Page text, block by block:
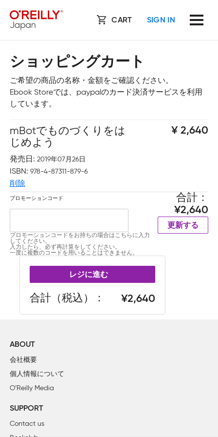
CART SIGN IN
ショッピングカート
ご希望の商品の名称・金額をご確認ください。
Ebook Storeでは、paypalのカード決済サービスを利用
しています。
mBotでものづくりをは
じめよう
発売日 2019年07月26日
ISBN 978-4-87311-879-6
削除
2,640
プロモーションコード
プロモーションコードをお持ちの場合はこちらに入力
してください。
入力したら、必ず再計算をしてください。
一度に複数のコードを用いることはできません。
合計
2,640
更新する
レジに進む
合計（税込） 2,640
ABOUT
会社概要
個人情報について
O’Reilly Media
SUPPORT
Contact us